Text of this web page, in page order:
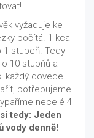
vyžaduje ke
počítá. 1 kcal
1 stupeň. Tedy
10 stupňů a
každý dovede
potřebujeme
necelé 4
tedy: Jeden
vody denně!